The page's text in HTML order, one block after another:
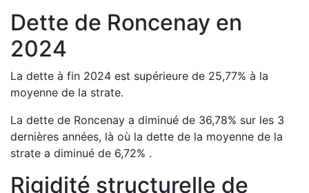
Dette de Roncenay en
2024
La dette à fin 2024 est supérieure de 25,77% à la
moyenne de la strate.
La dette de Roncenay a diminué de 36,78% sur les 3
dernières années, là où la dette de la moyenne de la
strate a diminué de 6,72% .
Rigidité structurelle de